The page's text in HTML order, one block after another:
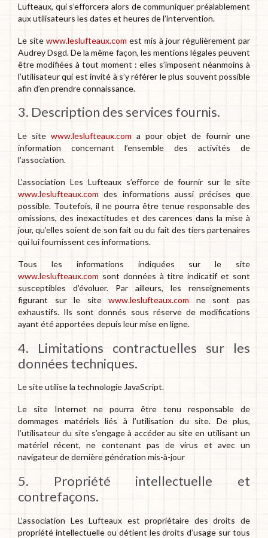
Lufteaux, qui s’efforcera alors de communiquer préalablement
aux utilisateurs les dates et heures de l’intervention.
Le site www.leslufteaux.com est mis à jour régulièrement par
Audrey Dsgd. De la même façon, les mentions légales peuvent
être modifiées à tout moment : elles s’imposent néanmoins à
l’utilisateur qui est invité à s’y référer le plus souvent possible
afin d’en prendre connaissance.
3. Description des services fournis.
Le site www.leslufteaux.com a pour objet de fournir une
information concernant l’ensemble des activités de
l’association.
L’association Les Lufteaux s’efforce de fournir sur le site
www.leslufteaux.com des informations aussi précises que
possible. Toutefois, il ne pourra être tenue responsable des
omissions, des inexactitudes et des carences dans la mise à
jour, qu’elles soient de son fait ou du fait des tiers partenaires
qui lui fournissent ces informations.
Tous les informations indiquées sur le site
www.leslufteaux.com sont données à titre indicatif et sont
susceptibles d’évoluer. Par ailleurs, les renseignements
figurant sur le sitewww.leslufteaux.com ne sont pas
exhaustifs. Ils sont donnés sous réserve de modifications
ayant été apportées depuis leur mise en ligne.
4. Limitations contractuelles sur les
données techniques.
Le site utilise la technologie JavaScript.
Le site Internet ne pourra être tenu responsable de
dommages matériels liés à l’utilisation du site. De plus,
l’utilisateur du site s’engage à accéder au site en utilisant un
matériel récent, ne contenant pas de virus et avec un
navigateur de dernière génération mis-à-jour
5. Propriété intellectuelle et
contrefaçons.
L’association Les Lufteaux est propriétaire des droits de
propriété intellectuelle ou détient les droits d’usage sur tous